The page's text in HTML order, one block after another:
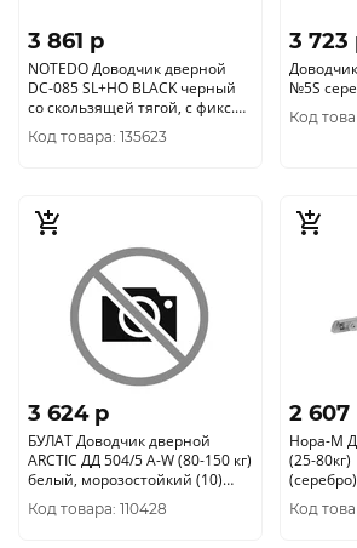
3 861 p
NOTEDO Доводчик дверной
DC-085 SL+HO BLACK черный
со скользящей тягой, с фикс.
до 80 кг (10)
Код товара: 135623
3 723
№5S
Код
3 624 p
БУЛАТ Доводчик дверной
ARCTIC ДД 504/5 A-W (80-150 кг)
белый, морозостойкий (10)
704940
Код товара: 110428
2 607
Нора-М
(25-80кг)
Код